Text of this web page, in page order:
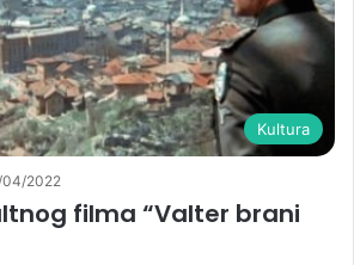
Kultura
04/2022
filma “Valter brani